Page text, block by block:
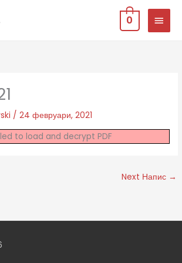
MAIN
0
/24 февруари, 2021
to load and decrypt PDF
Next Напис →